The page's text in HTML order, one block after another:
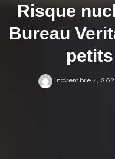
Risque
Bureau
novembre 4,